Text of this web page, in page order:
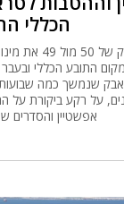
הכללי
הסנאט אישר
התובע הכללי ובעבר
שנמשך כמה שבועות
על רקע ביקורת על
אפשטיין והסדרים